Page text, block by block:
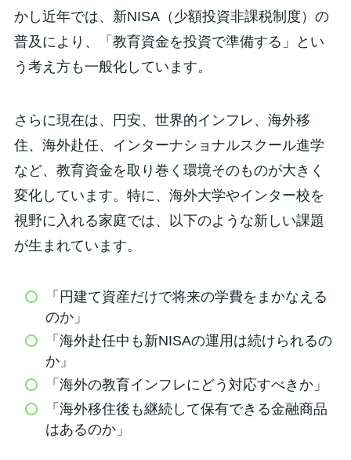
かし近年では、新NISA（少額投資非課税制度）の
普及により、「教育資金を投資で準備する」とい
う考え方も一般化しています。
さらに現在は、円安、世界的インフレ、海外移
住、海外赴任、インターナショナルスクール進学
など、教育資金を取り巻く環境そのものが大きく
変化しています。特に、海外大学やインター校を
視野に入れる家庭では、以下のような新しい課題
が生まれています。
「円建て資産だけで将来の学費をまかなえる
のか」
「海外赴任中も新NISAの運用は続けられるの
か」
「海外の教育インフレにどう対応すべきか」
「海外移住後も継続して保有できる金融商品
はあるのか」